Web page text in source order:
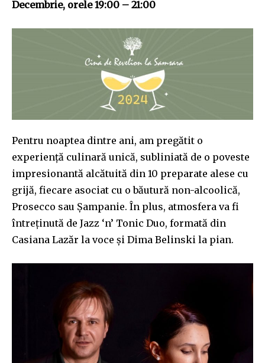
SUBSCRIBERS and be part of the
conversation.
To subscribe, simply enter your email address on our website
or click the subscribe button below. Don't worry, we respect
your privacy and won't spam your inbox. Your information is
safe with us.
SUBSCRIBE
I've read and accept the
Decembrie, orele 19:00 – 21:00
Pentru noaptea dintre ani, am pregătit o
experiență culinară unică, subliniată de o poveste
impresionantă alcătuită din 10 preparate alese cu
grijă, fiecare asociat cu o băutură non-alcoolică,
Prosecco sau Șampanie. În plus, atmosfera va fi
întreținută de Jazz ‘n’ Tonic Duo, formată din
Casiana Lazăr la voce și Dima Belinski la pian.